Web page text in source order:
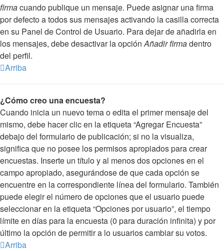
firmacuando publique un mensaje. Puede asignar una firma
por defecto a todos sus mensajes activando la casilla correcta
en su Panel de Control de Usuario. Para dejar de añadirla en
los mensajes, debe desactivar la opciónAñadir firmadentro
del perfil.
Arriba
¿Cómo creo una encuesta?
Cuando inicia un nuevo tema o edita el primer mensaje del
mismo, debe hacer clic en la etiqueta “Agregar Encuesta”
debajo del formulario de publicación; si no la visualiza,
significa que no posee los permisos apropiados para crear
encuestas. Inserte un título y al menos dos opciones en el
campo apropiado, asegurándose de que cada opción se
encuentre en la correspondiente línea del formulario. También
puede elegir el número de opciones que el usuario puede
seleccionar en la etiqueta “Opciones por usuario”, el tiempo
límite en días para la encuesta (0 para duración infinita) y por
último la opción de permitir a lo usuarios cambiar su votos.
Arriba